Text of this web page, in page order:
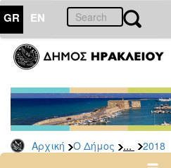
GR EN
Αρχική Ο Δήμος ... 2018
ΔΗΜΟΣ
Διακηρύξεις
-
Δημοπρασίες
Αρχείο